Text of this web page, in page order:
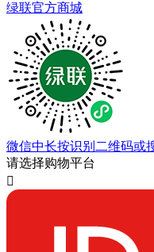
绿联官方商城
微信中长按识别二维码或
请选择购物平台
